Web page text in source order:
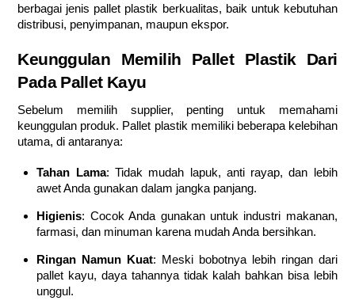
berbagai jenis pallet plastik berkualitas, baik untuk kebutuhan
distribusi, penyimpanan, maupun ekspor.
Keunggulan Memilih Pallet Plastik Dari
Pada Pallet Kayu
Sebelum memilih supplier, penting untuk memahami
keunggulan produk. Pallet plastik memiliki beberapa kelebihan
utama, di antaranya:
Tahan Lama: Tidak mudah lapuk, anti rayap, dan lebih
awet Anda gunakan dalam jangka panjang.
Higienis: Cocok Anda gunakan untuk industri makanan,
farmasi, dan minuman karena mudah Anda bersihkan.
Ringan Namun Kuat: Meski bobotnya lebih ringan dari
pallet kayu, daya tahannya tidak kalah bahkan bisa lebih
unggul.